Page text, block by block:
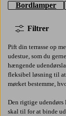
Bordlamper
Filtrer
Pift din terrasse op
udestue, som du
hængende
fleksibel løsning til
mørket bestemme,
Den rigtige
skal til for at binde